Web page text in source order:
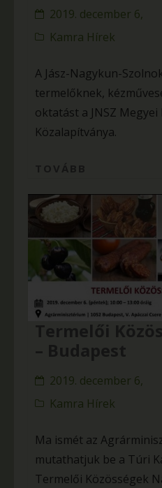
2019. december 6,
Kamra Hírek
A Jász-Nagykun-
termelőknek,
oktatást a JNSZ Megyei
Közalapítványa.
2019. december 6,
Kamra Hírek
Ma ismét az
mutathatjuk be a Túri
Termelői Közösségek